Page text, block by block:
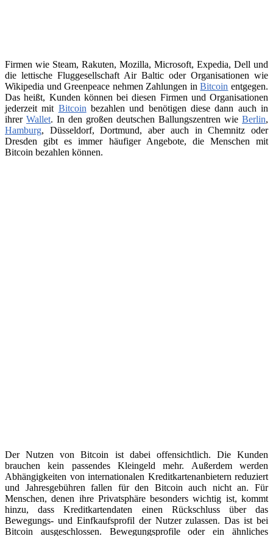
Firmen wie Steam, Rakuten, Mozilla, Microsoft, Expedia, Dell und
die lettische Fluggesellschaft Air Baltic oder Organisationen wie
Wikipedia und Greenpeace nehmen Zahlungen inBitcoin entgegen.
Das heißt, Kunden können bei diesen Firmen und Organisationen
jederzeit mit Bitcoin bezahlen und benötigen diese dann auch in
ihrer Wallet. In den großen deutschen Ballungszentren wie Berlin,
Hamburg, Düsseldorf, Dortmund, aber auch in Chemnitz oder
Dresden gibt es immer häufiger Angebote, die Menschen mit
Bitcoin bezahlen können.
Der Nutzen von Bitcoin ist dabei offensichtlich. Die Kunden
brauchen kein passendes Kleingeld mehr. Außerdem werden
Abhängigkeiten von internationalen Kreditkartenanbietern reduziert
und Jahresgebühren fallen für den Bitcoin auch nicht an. Für
Menschen, denen ihre Privatsphäre besonders wichtig ist, kommt
hinzu, dass Kreditkartendaten einen Rückschluss über das
Bewegungs- und Einfkaufsprofil der Nutzer zulassen. Das ist bei
Bitcoin ausgeschlossen. Bewegungsprofile oder ein ähnliches